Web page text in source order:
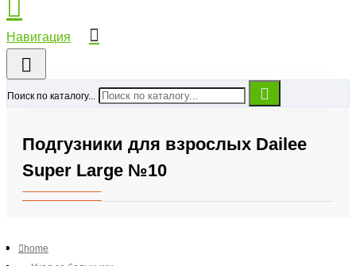
Поиск по каталогу...
Подгузники для взрослых Dailee
Super Large №10
home